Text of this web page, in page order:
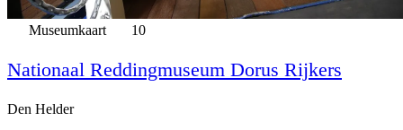
Museumkaart 10
Nationaal Reddingmuseum Dorus Rijkers
Den Helder